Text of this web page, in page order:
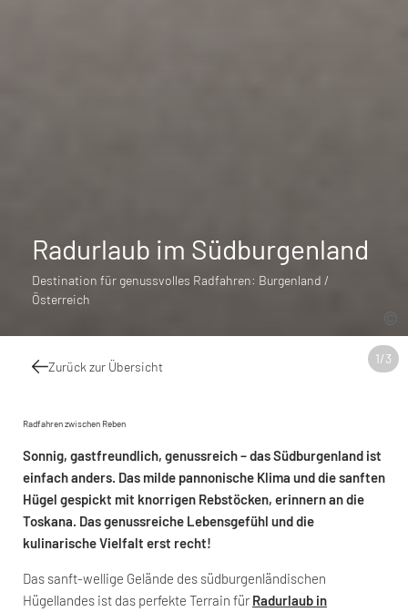
1/3
Radurlaub im Südburgenland
Destination für genussvolles Radfahren: Burgenland /
Österreich
Zurück zur Übersicht
Radfahren zwischen Reben
Sonnig, gastfreundlich, genussreich – das Südburgenland ist
einfach anders. Das milde pannonische Klima und die sanften
Hügel gespickt mit knorrigen Rebstöcken, erinnern an die
Toskana. Das genussreiche Lebensgefühl und die
kulinarische Vielfalt erst recht!
Das sanft-wellige Gelände des südburgenländischen
Hügellandes ist das perfekte Terrain für Radurlaub in